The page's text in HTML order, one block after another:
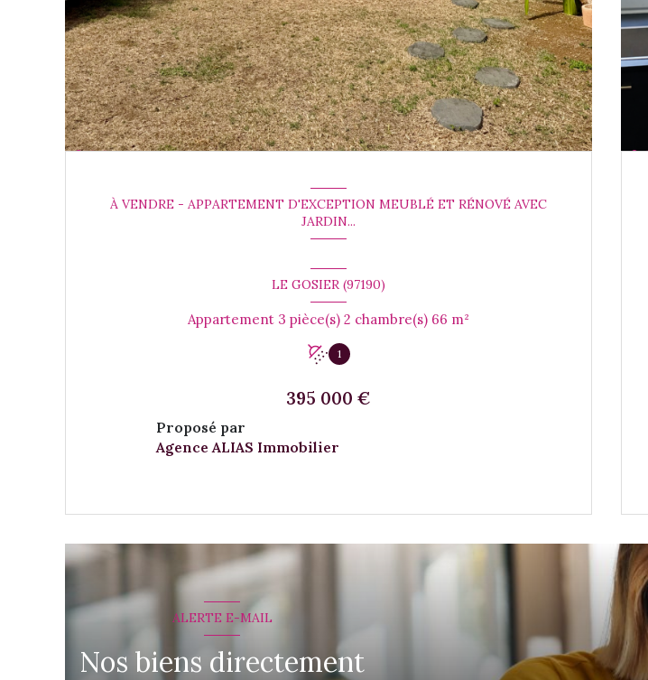
À VENDRE - APPARTEMENT D'EXCEPTION MEUBLÉ ET RÉNOVÉ AVEC
JARDIN...
LE GOSIER (97190)
Appartement 3 pièce(s) 2 chambre(s) 66 m²
1
395 000 €
Proposé par
Agence ALIAS Immobilier
ALERTE E-MAIL
Nos biens directement